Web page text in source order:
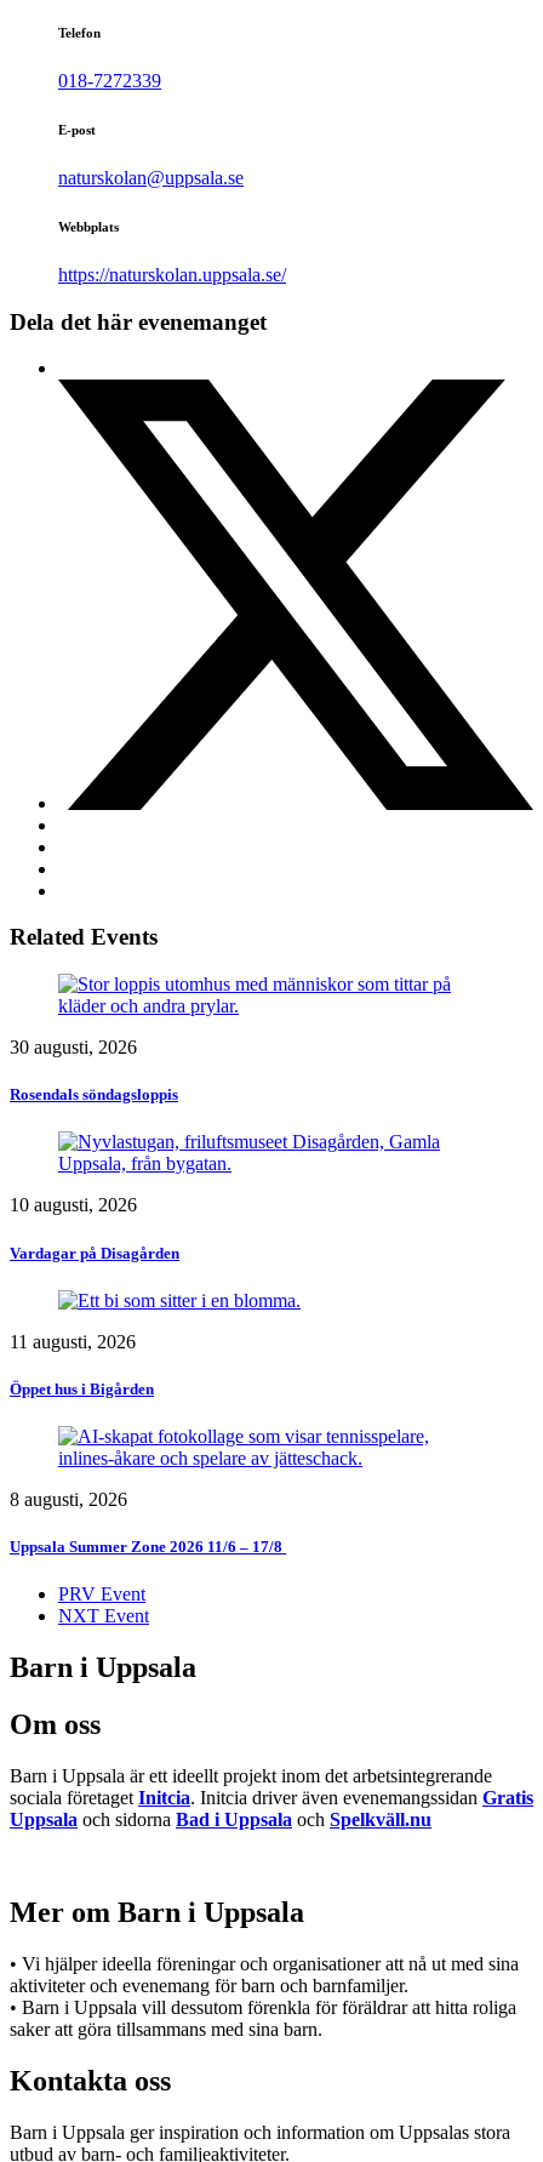
Telefon
018-7272339
E-post
naturskolan@uppsala.se
Webbplats
https://naturskolan.uppsala.se/
Dela det här evenemanget
Related Events
30 augusti, 2026
Rosendals söndagsloppis
10 augusti, 2026
Vardagar på Disagården
11 augusti, 2026
Öppet hus i Bigården
8 augusti, 2026
Uppsala Summer Zone 2026 11/6 – 17/8 ​
PRV Event
NXT Event
Barn i Uppsala
Om oss
Barn i Uppsala är ett ideellt projekt inom det arbetsintegrerande
sociala företaget Initcia. Initcia driver även evenemangssidan Gratis
Uppsala och sidorna Bad i Uppsala och Spelkväll.nu
Mer om Barn i Uppsala
• Vi hjälper ideella föreningar och organisationer att nå ut med sina
aktiviteter och evenemang för barn och barnfamiljer.
• Barn i Uppsala vill dessutom förenkla för föräldrar att hitta roliga
saker att göra tillsammans med sina barn.
Kontakta oss
Barn i Uppsala ger inspiration och information om Uppsalas stora
utbud av barn- och familjeaktiviteter.